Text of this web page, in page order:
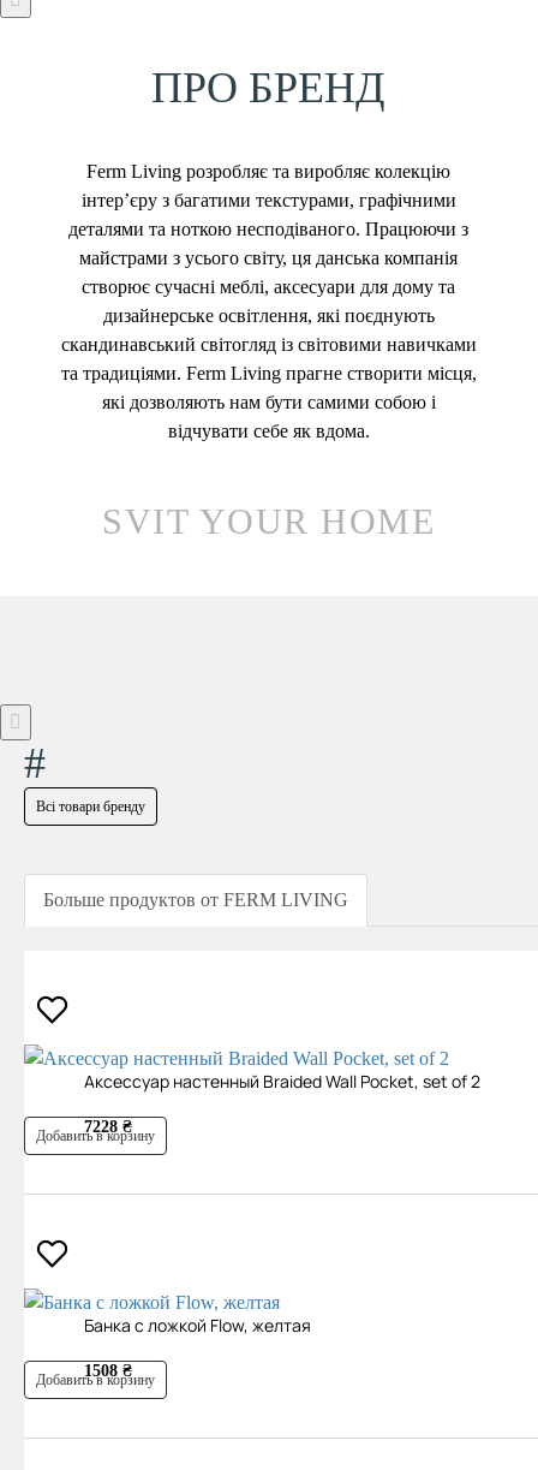
ПРО БРЕНД
Ferm Living розробляє та виробляє колекцію
інтер’єру з багатими текстурами, графічними
деталями та ноткою несподіваного. Працюючи з
майстрами з усього світу, ця данська компанія
створює сучасні меблі, аксесуари для дому та
дизайнерське освітлення, які поєднують
скандинавський світогляд із світовими навичками
та традиціями. Ferm Living прагне створити місця,
які дозволяють нам бути самими собою і
відчувати себе як вдома.
SVIT YOUR HOME
#
Всі товари бренду
Больше продуктов от FERM LIVING
Аксессуар настенный Braided Wall Pocket, set of 2
7228 ₴
Добавить в корзину
Банка с ложкой Flow, желтая
1508 ₴
Добавить в корзину